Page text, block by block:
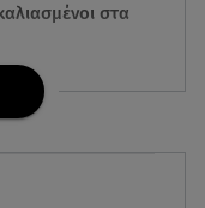
στα
σχολείο -